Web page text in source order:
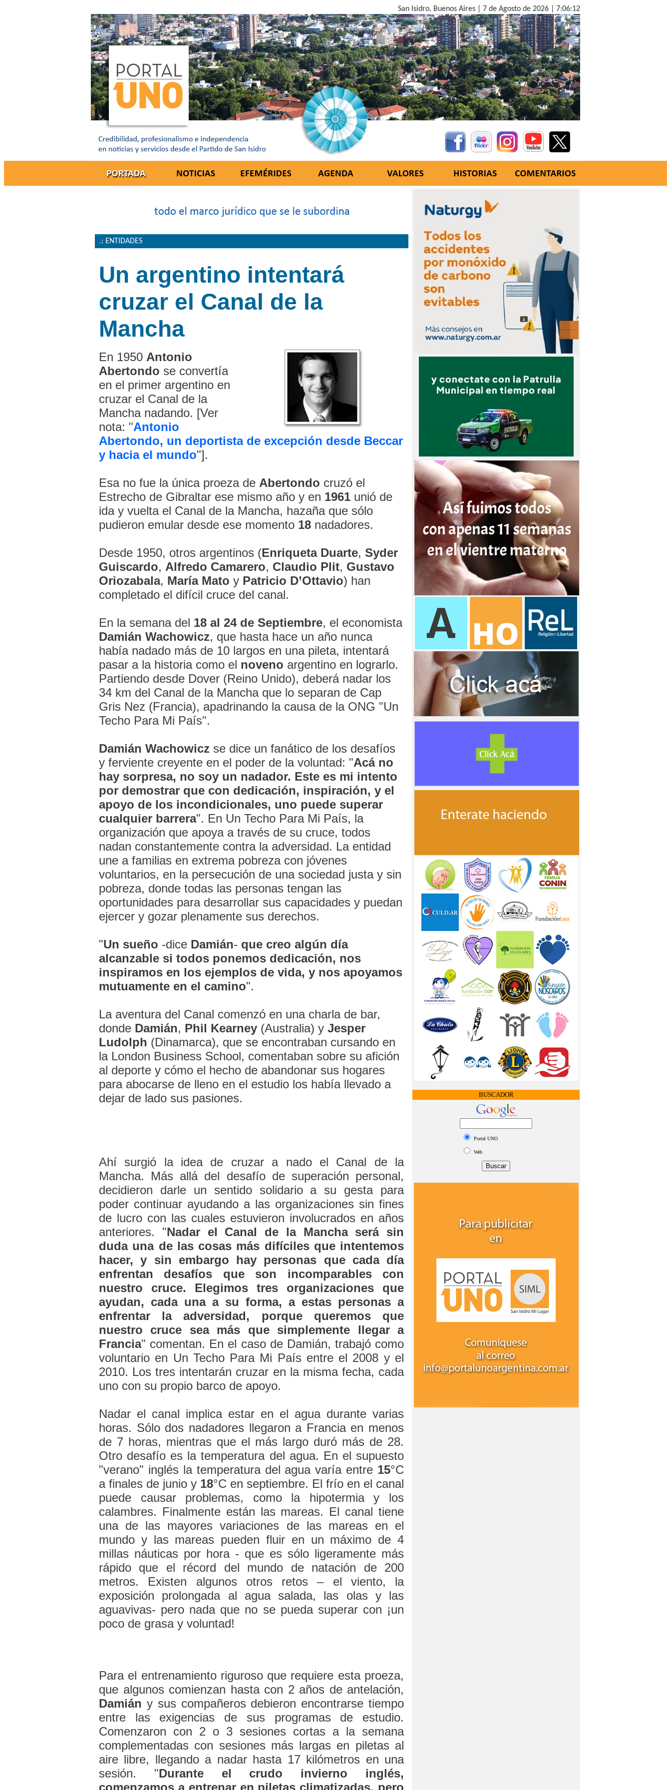
San Isidro, Buenos Aires | 7 de Agosto de 2026 | 7:06:13
.: ENTIDADES
Un argentino intentará
cruzar el Canal de la
Mancha
En 1950 Antonio
Abertondo se convertía
en el primer argentino en
cruzar el Canal de la
Mancha nadando. [Ver
nota: "Antonio
Abertondo, un deportista de excepción desde Beccar
y hacia el mundo"].
Esa no fue la única proeza de Abertondo cruzó el
Estrecho de Gibraltar ese mismo año y en 1961 unió de
ida y vuelta el Canal de la Mancha, hazaña que sólo
pudieron emular desde ese momento 18 nadadores.
Desde 1950, otros argentinos (Enriqueta Duarte, Syder
Guiscardo, Alfredo Camarero, Claudio Plit, Gustavo
Oriozabala, María Mato y Patricio D’Ottavio) han
completado el difícil cruce del canal.
En la semana del 18 al 24 de Septiembre, el economista
Damián Wachowicz, que hasta hace un año nunca
había nadado más de 10 largos en una pileta, intentará
pasar a la historia como el noveno argentino en lograrlo.
Partiendo desde Dover (Reino Unido), deberá nadar los
34 km del Canal de la Mancha que lo separan de Cap
Gris Nez (Francia), apadrinando la causa de la ONG "Un
Techo Para Mi País".
Damián Wachowicz se dice un fanático de los desafíos
y ferviente creyente en el poder de la voluntad: "Acá no
hay sorpresa, no soy un nadador. Este es mi intento
por demostrar que con dedicación, inspiración, y el
apoyo de los incondicionales, uno puede superar
cualquier barrera". En Un Techo Para Mi País, la
organización que apoya a través de su cruce, todos
nadan constantemente contra la adversidad. La entidad
une a familias en extrema pobreza con jóvenes
voluntarios, en la persecución de una sociedad justa y sin
pobreza, donde todas las personas tengan las
oportunidades para desarrollar sus capacidades y puedan
ejercer y gozar plenamente sus derechos.
"Un sueño -dice Damián- que creo algún día
alcanzable si todos ponemos dedicación, nos
inspiramos en los ejemplos de vida, y nos apoyamos
mutuamente en el camino".
La aventura del Canal comenzó en una charla de bar,
donde Damián, Phil Kearney (Australia) y Jesper
Ludolph (Dinamarca), que se encontraban cursando en
la London Business School, comentaban sobre su afición
al deporte y cómo el hecho de abandonar sus hogares
para abocarse de lleno en el estudio los había llevado a
dejar de lado sus pasiones.
Ahí surgió la idea de cruzar a nado el Canal de la
Mancha. Más allá del desafío de superación personal,
decidieron darle un sentido solidario a su gesta para
poder continuar ayudando a las organizaciones sin fines
de lucro con las cuales estuvieron involucrados en años
anteriores. "Nadar el Canal de la Mancha será sin
duda una de las cosas más difíciles que intentemos
hacer, y sin embargo hay personas que cada día
enfrentan desafíos que son incomparables con
nuestro cruce. Elegimos tres organizaciones que
ayudan, cada una a su forma, a estas personas a
enfrentar la adversidad, porque queremos que
nuestro cruce sea más que simplemente llegar a
Francia" comentan. En el caso de Damián, trabajó como
voluntario en Un Techo Para Mi País entre el 2008 y el
2010. Los tres intentarán cruzar en la misma fecha, cada
uno con su propio barco de apoyo.
Nadar el canal implica estar en el agua durante varias
horas. Sólo dos nadadores llegaron a Francia en menos
de 7 horas, mientras que el más largo duró más de 28.
Otro desafío es la temperatura del agua. En el supuesto
"verano" inglés la temperatura del agua varía entre 15°C
a finales de junio y 18°C en septiembre. El frío en el canal
puede causar problemas, como la hipotermia y los
calambres. Finalmente están las mareas. El canal tiene
una de las mayores variaciones de las mareas en el
mundo y las mareas pueden fluir en un máximo de 4
millas náuticas por hora - que es sólo ligeramente más
rápido que el récord del mundo de natación de 200
metros. Existen algunos otros retos – el viento, la
exposición prolongada al agua salada, las olas y las
aguavivas- pero nada que no se pueda superar con ¡un
poco de grasa y voluntad!
Para el entrenamiento riguroso que requiere esta proeza,
que algunos comienzan hasta con 2 años de antelación,
Damián y sus compañeros debieron encontrarse tiempo
entre las exigencias de sus programas de estudio.
Comenzaron con 2 o 3 sesiones cortas a la semana
complementadas con sesiones más largas en piletas al
aire libre, llegando a nadar hasta 17 kilómetros en una
sesión. "Durante el crudo invierno inglés,
comenzamos a entrenar en piletas climatizadas, pero
BUSCADOR
Portal UNO
Web